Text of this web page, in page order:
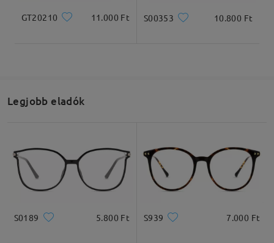
GT20210 11.000 Ft S00353 10.800 Ft
Legjobb eladók
S0189 5.800 Ft S939 7.000 Ft